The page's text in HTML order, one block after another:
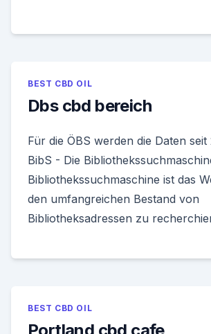
BEST CBD OIL
Dbs cbd bereich
Für die ÖBS werden die Daten
BibS - Die
Bibliothekssuchmaschine ist das
den umfangreichen Bestand von
Bibliotheksadressen zu
BEST CBD OIL